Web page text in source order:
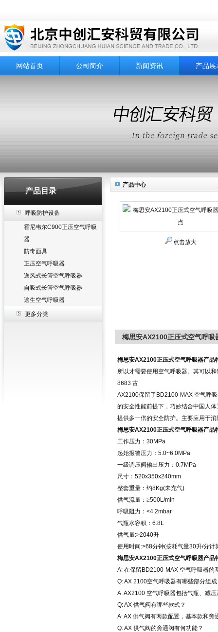
网站首页 公司简介 新闻资讯 产品展
产品目录
呼吸防护设备
霍尼韦尔C900正压空气呼吸
器
防毒面具
正压空气呼吸器
送风式长管空气呼吸器
自吸式长管空气呼吸器
逃生空气呼吸器
更多分类
产品中心
点击放大
梅思安AX2100正压式空气呼吸
梅思安AX2100正压式空气呼吸器产品
所以才需要使用空气呼吸器。其可以
8683 古
AX2100保留了 BD2100-MAX 空气呼
的安全性能前提下，巧妙结合中国人
提供多一倍的安全防护。主要应用于
梅思安AX2100正压式空气呼吸器产品
工作压力： 30MPa
起始报警压力： 5.0~6.0MPa
一级调压阀输出压力： 0.7MPa
尺寸： 520x350x240mm
整套重量：约8Kg(未充气)
供气流量：≥500L/min
呼吸阻力： <4.2mbar
气瓶水容积： 6.8L
供气量:>2040升
使用时间:>68分钟(按耗气量30升/分计
梅思安AX2100正压式空气呼吸器产品
A: 在保留 BD2100-MAX 空气呼吸器的
Q: AX 2100空气呼吸器有哪些部分组
A: AX2100 空气呼吸器包括气瓶、减
Q: AX 供气阀有哪些款式？
A: AX 供气阀有两款配置，基本款和旁
Q: AX 供气阀的旁通阀有何功能？